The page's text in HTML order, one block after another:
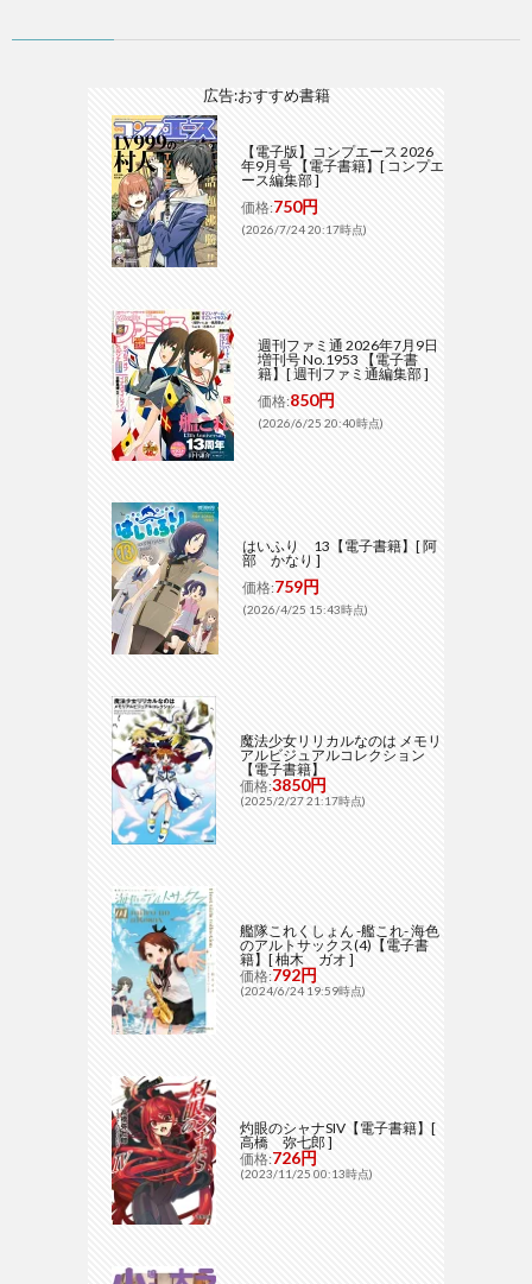
広告:おすすめ書籍
【電子版】コンプエース 2026
年9月号 【電子書籍】[ コンプエ
ース編集部 ]
価格:750円
(2026/7/24 20:17時点)
週刊ファミ通 2026年7月9日
増刊号 No.1953 【電子書
籍】[ 週刊ファミ通編集部 ]
価格:850円
(2026/6/25 20:40時点)
はいふり 13【電子書籍】[ 阿
部 かなり ]
価格:759円
(2026/4/25 15:43時点)
魔法少女リリカルなのは メモリ
アルビジュアルコレクション
【電子書籍】
価格:3850円
(2025/2/27 21:17時点)
艦隊これくしょん -艦これ- 海色
のアルトサックス(4)【電子書
籍】[ 柚木 ガオ ]
価格:792円
(2024/6/24 19:59時点)
灼眼のシャナSIV【電子書籍】[
高橋 弥七郎 ]
価格:726円
(2023/11/25 00:13時点)